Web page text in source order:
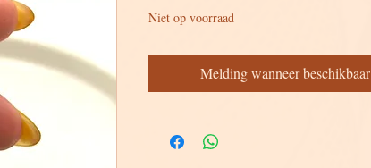
Niet op voorraad
Melding wanneer beschikbaar